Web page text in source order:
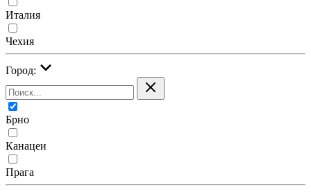
Италия
Чехия
Город:
Брно
Канацеи
Прага